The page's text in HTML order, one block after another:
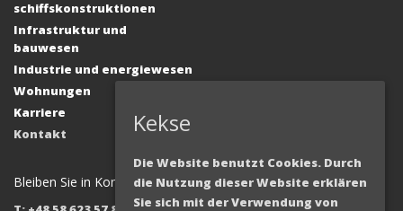
schiffskonstruktionen
Infrastruktur und
bauwesen
Industrie und energiewesen
Wohnungen
Karriere
Kontakt
Bleiben Sie in Kontakt!
Kekse
Die Website benutzt Cookies. Durch
die Nutzung dieser Website erklären
Sie sich mit der Verwendung von